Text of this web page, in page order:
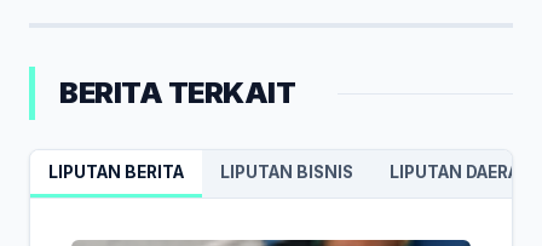
BERITA TERKAIT
LIPUTAN BERITA LIPUTAN BISNIS LIPUTAN DAERAH